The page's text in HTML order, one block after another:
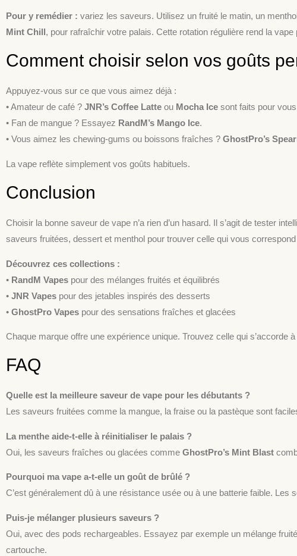
Pour y remédier : variez les saveurs. Utilisez un fruité le matin, un
Mint Chill, pour rafraîchir votre palais. Cette rotation régulière rend la
Comment choisir selon vos goûts
Appuyez-vous sur ce que vous aimez déjà :
• Amateur de café ? JNR’s Coffee Latte ou Mocha Ice sont faits pour
• Fan de mangue ? Essayez RandM’s Mango Ice.
• Vous aimez les chewing-gums ou boissons fraîches ? GhostPro’s
La vape reflète simplement vos goûts habituels.
Conclusion
Choisir la bonne saveur de vape n’a rien d’un hasard. Il s’agit de tester
saveurs fruitées, dessert et menthol pour trouver celle qui vous
Découvrez ces collections :
• RandM Vapes pour des mélanges fruités et équilibrés
• JNR Vapes pour des jetables inspirés des desserts
• GhostPro Vapes pour des sensations fraîches et glacées
Chaque marque offre une expérience unique. Trouvez celle qui s’accorde
FAQ
Quelle est la meilleure saveur de vape pour les débutants ?
Les saveurs fruitées comme la mangue, la fraise ou la pastèque sont
La menthe aide-t-elle à réinitialiser le palais ?
Oui, les saveurs fraîches ou glacées comme GhostPro’s Mint Blast
Pourquoi ma vape a-t-elle un goût de brûlé ?
C’est généralement dû à une résistance usée ou à une batterie faible. Les
Puis-je mélanger plusieurs saveurs ?
Oui, avec des pods rechargeables. Essayez par exemple un mélange
cartouche.